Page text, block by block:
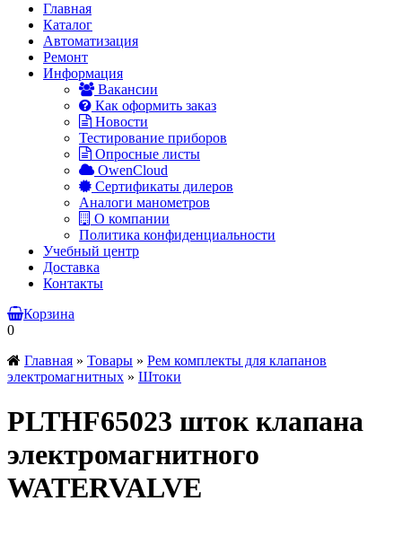
Главная
Каталог
Автоматизация
Ремонт
Информация
Вакансии
Как оформить заказ
Новости
Тестирование приборов
Опросные листы
OwenCloud
Сертификаты дилеров
Аналоги манометров
О компании
Политика конфиденциальности
Учебный центр
Доставка
Контакты
Корзина
0
Главная » Товары » Рем комплекты для клапанов
электромагнитных » Штоки
PLTHF65023 шток клапана
электромагнитного
WATERVALVE